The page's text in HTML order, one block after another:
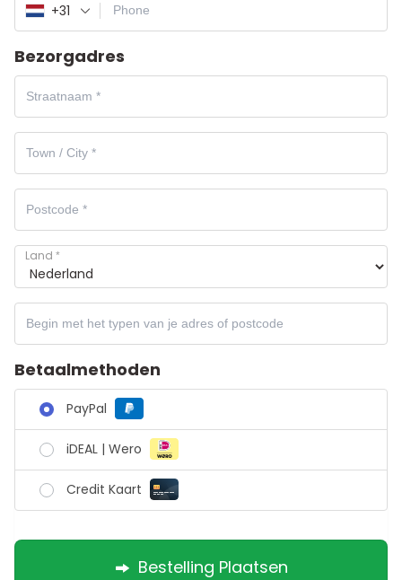
+31
Bezorgadres
Land *
Betaalmethoden
PayPal
iDEAL | Wero
Credit Kaart
Bestelling Plaatsen